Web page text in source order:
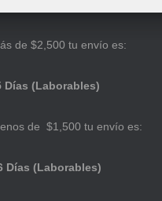
de $2,500 tu envío es:
Días (Laborables)
de $1,500 tu envío es:
Días (Laborables)